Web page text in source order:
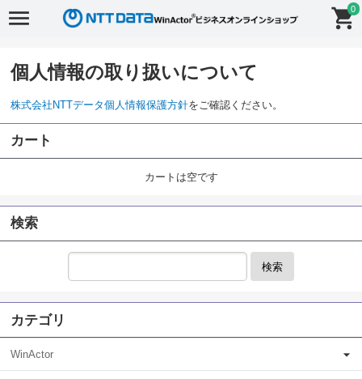
0
個人情報の取り扱いについて
株式会社NTTデータ個人情報保護方針をご確認ください。
カート
カートは空です
検索
検索
カテゴリ
WinActor